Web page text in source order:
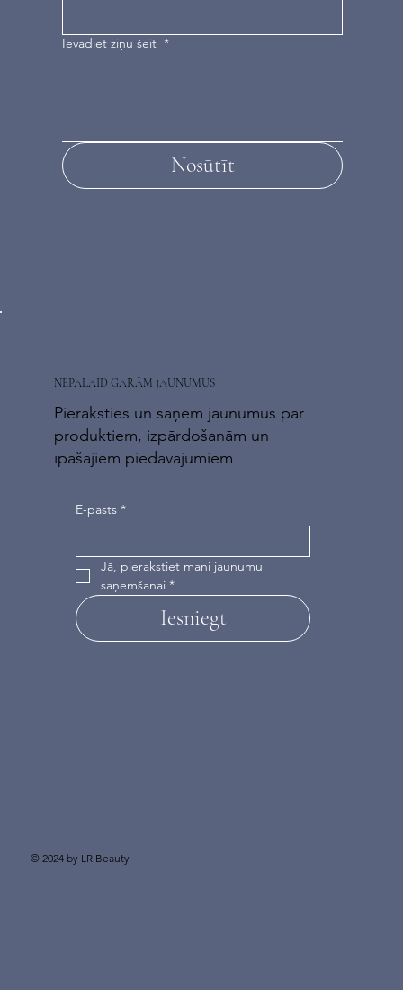
Ievadiet ziņu šeit *
Nosūtīt
NEPALAID GARĀM JAUNUMUS
Pieraksties un saņem jaunumus par
produktiem, izpārdošanām un
īpašajiem piedāvājumiem
E-pasts *
Jā, pierakstiet mani jaunumu
saņemšanai *
Iesniegt
© 2024 by LR Beauty